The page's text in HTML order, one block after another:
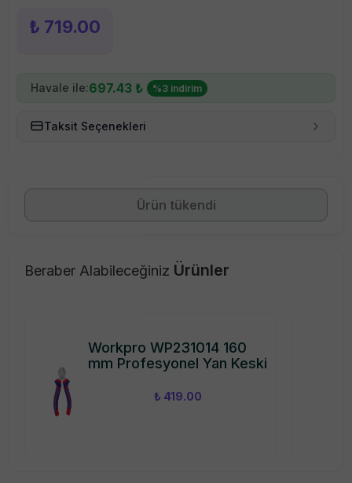
₺ 719.00
Havale ile:697.43 ₺ %3 indirim
Taksit Seçenekleri
Ürün tükendi
Beraber Alabileceğiniz Ürünler
Workpro WP231014 160
mm Profesyonel Yan Keski
₺ 419.00